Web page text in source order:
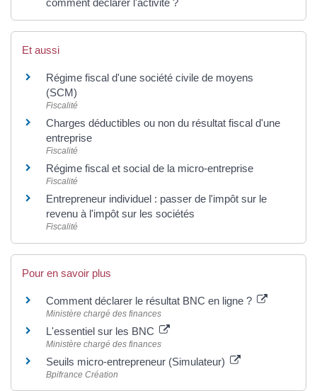
comment déclarer l'activité ?
Et aussi
Régime fiscal d'une société civile de moyens
(SCM)
Fiscalité
Charges déductibles ou non du résultat fiscal d'une
entreprise
Fiscalité
Régime fiscal et social de la micro-entreprise
Fiscalité
Entrepreneur individuel : passer de l'impôt sur le
revenu à l'impôt sur les sociétés
Fiscalité
Pour en savoir plus
Comment déclarer le résultat BNC en ligne ?
Ministère chargé des finances
L'essentiel sur les BNC
Ministère chargé des finances
Seuils micro-entrepreneur (Simulateur)
Bpifrance Création